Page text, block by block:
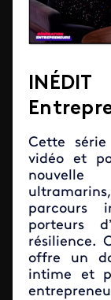
IN É
Cette
vidéo et
nouvelle
parcours
porteurs
résilience.
offre un
intime et